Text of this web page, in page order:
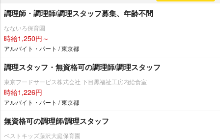
調理師・調理師/調理スタッフ募集、年齢不問
なないろ保育園
時給1,250円～
アルバイト・パート / 東京都
調理スタッフ・無資格可の調理師/調理スタッフ
東京フードサービス株式会社 下目黒福祉工房内給食室
時給1,226円
アルバイト・パート / 東京都
無資格可の調理師/調理スタッフ
ベストキッズ藤沢大庭保育園